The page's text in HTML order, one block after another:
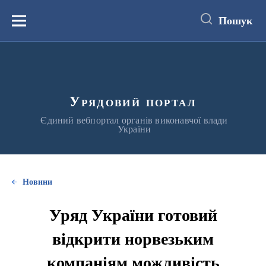
вмістуМеню Пошук
Урядовий портал
Єдиний вебпортал органів виконавчої влади
України
Новини
Уряд України готовий
відкрити норвезьким